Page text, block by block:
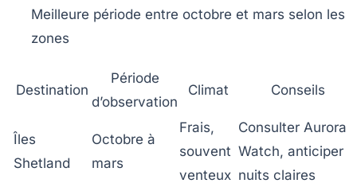
Meilleure période entre octobre et mars selon les
zones
Destination
Période
d’observation
Climat Conseils
Îles
Shetland
Octobre à
mars
Frais,
souvent
venteux
Consulter Aurora
Watch, anticiper
nuits claires